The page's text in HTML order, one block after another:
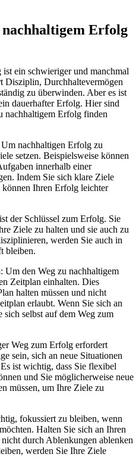
nachhaltigem Erfolg
ein schwieriger und manchmal
Disziplin, Durchhaltevermögen
zu überwinden. Aber es ist
dauerhafter Erfolg. Hier sind
nachhaltigem Erfolg finden
nachhaltigen Erfolg zu
setzen. Beispielsweise können
innerhalb einer
Indem Sie sich klare Ziele
Ihren Erfolg leichter
der Schlüssel zum Erfolg. Sie
Ziele zu halten und sie auch zu
werden Sie auch in
bleiben.
Um den Weg zu nachhaltigem
Zeitplan einhalten. Dies
halten müssen und nicht
erlaubt. Wenn Sie sich an
selbst auf dem Weg zum
Weg zum Erfolg erfordert
sein, sich an neue Situationen
ist wichtig, dass Sie flexibel
und Sie möglicherweise neue
müssen, um Ihre Ziele zu
fokussiert zu bleiben, wenn
Halten Sie sich an Ihren
durch Ablenkungen ablenken
werden Sie Ihre Ziele